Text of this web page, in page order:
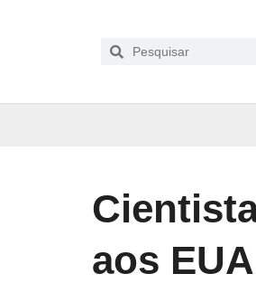
aos